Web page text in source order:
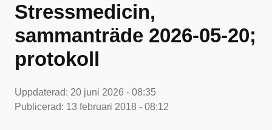
Stressmedicin,
sammanträde 2026-05-20;
protokoll
Uppdaterad: 20 juni 2026 - 08:35
Publicerad: 13 februari 2018 - 08:12